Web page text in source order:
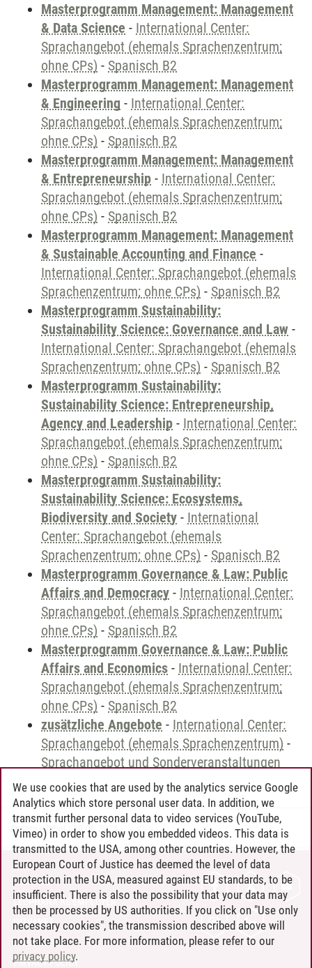
Masterprogramm Management: Management
& Data Science - International Center:
Sprachangebot (ehemals Sprachenzentrum;
ohne CPs) - Spanisch B2
Masterprogramm Management: Management
& Engineering - International Center:
Sprachangebot (ehemals Sprachenzentrum;
ohne CPs) - Spanisch B2
Masterprogramm Management: Management
& Entrepreneurship - International Center:
Sprachangebot (ehemals Sprachenzentrum;
ohne CPs) - Spanisch B2
Masterprogramm Management: Management
& Sustainable Accounting and Finance -
International Center: Sprachangebot (ehemals
Sprachenzentrum; ohne CPs) - Spanisch B2
Masterprogramm Sustainability:
Sustainability Science: Governance and Law -
International Center: Sprachangebot (ehemals
Sprachenzentrum; ohne CPs) - Spanisch B2
Masterprogramm Sustainability:
Sustainability Science: Entrepreneurship,
Agency and Leadership - International Center:
Sprachangebot (ehemals Sprachenzentrum;
ohne CPs) - Spanisch B2
Masterprogramm Sustainability:
Sustainability Science: Ecosystems,
Biodiversity and Society - International
Center: Sprachangebot (ehemals
Sprachenzentrum; ohne CPs) - Spanisch B2
Masterprogramm Governance & Law: Public
Affairs and Democracy - International Center:
Sprachangebot (ehemals Sprachenzentrum;
ohne CPs) - Spanisch B2
Masterprogramm Governance & Law: Public
Affairs and Economics - International Center:
Sprachangebot (ehemals Sprachenzentrum;
ohne CPs) - Spanisch B2
zusätzliche Angebote - International Center:
Sprachangebot (ehemals Sprachenzentrum) -
Sprachangebot und Sonderveranstaltungen
Andreea Tribel 30.06.2024
CONTACT
LEUPHANA AS EMPLOYER
INTRANET
SITE NOTICE
PRIVACY POLICY
We use cookies that are used by the analytics service Google
Analytics which store personal user data. In addition, we
transmit further personal data to video services (YouTube,
Vimeo) in order to show you embedded videos. This data is
transmitted to the USA, among other countries. However, the
European Court of Justice has deemed the level of data
protection in the USA, measured against EU standards, to be
insufficient. There is also the possibility that your data may
then be processed by US authorities. If you click on "Use only
necessary cookies", the transmission described above will
not take place. For more information, please refer to our
privacy policy.